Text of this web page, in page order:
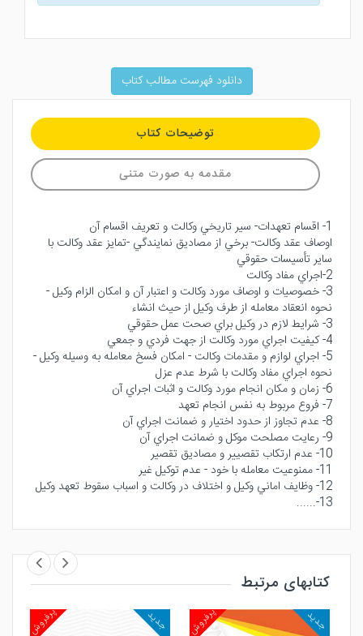
دانلود فهرست مطالب کتاب
توضیحات کتاب
مقدمه به صورت متنی
1- اقسام تعهدات- سير تاريخي وكالت و تعريف اقسام آن
اوصاف عقد وكالت- برخي از مصاديق نمايندگي -تمايز عقد وكالت با
ساير تأسيسات حقوقي
2-اجراي مفاد وكالت
3- خصوصيات و اوصاف مورد وكالت و اعتبار آن و امكان الزام وكيل -
نحوه انعقاد معامله از طرف وكيل از حيث انشاء
3- شرايط لازم در وكيل براي صحت عمل حقوقي
4- كيفيت اجراي مورد وكالت از جهت فردي و جمعي
5- اجراي لوازم و مقدمات وكالت - امكان فسخ معامله به وسيله وكيل -
نحوه اجراي مفاد وكالت با شرط عدم عزل
6- زمان و مكان انجام مورد وكالت و اثبات اجراي آن
7- فروع مربوط به نفس انجام تعهد
8- عدم تجاوز از حدود اختيار و ضمانت اجراي آن
9- رعايت مصلحت موكل و ضمانت اجراي آن
10- عدم ارتكاب تقصيير و مصاديق تقصير
11- ممنوعيت معامله با خود - عدم توكيل غير
12- وظايف اماني وكيل و اختلاف در وكالت و اسباب سقوط تعهد وكيل
13-......
کتابهای مرتبط
پرفروش جدید پرفروش جدید